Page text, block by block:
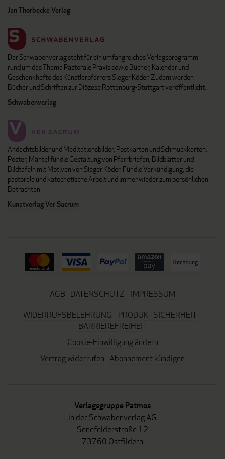
Jan Thorbecke Verlag
Der Schwabenverlag steht für ein umfangreiches Verlagsprogramm
rund um das Thema Pastorale Praxis sowie Bücher, Kalender und
Geschenkhefte des Künstlerpfarrers Sieger Köder. Zudem werden
Bücher und Schriften zur Diözese Rottenburg-Stuttgart veröffentlicht.
Schwabenverlag
Andachtsbilder und Meditationsbilder, Postkarten und Schmuckkarten,
Poster, Mäntel für die Gestaltung von Pfarrbriefen, Bildblätter und
Bildtafeln mit Motiven von Sieger Köder. Für die Verkündigung, die
pastorale und katechetische Arbeit und immer wieder zum persönlichen
Betrachten.
Kunstverlag Ver Sacrum
AGB DATENSCHUTZ
IMPRESSUM
WIDERRUFSBELEHRUNG
PRODUKTSICHERHEIT
BARRIEREFREIHEIT
Cookie-Einwilligung ändern
Vertrag widerrufen Abonnement kündigen
Verlagsgruppe Patmos
in der Schwabenverlag AG
Senefelderstraße 12
73760 Ostfildern